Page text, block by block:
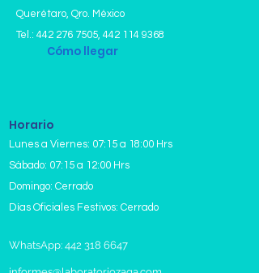
Cómo llegar
Querétaro, Qro. México
Tel.: 442 276 7505, 442 114 9368
Horario
Lunes a Viernes: 07:15 a 18:00 Hrs
Sábado: 07:15 a 12:00 Hrs
Domingo: Cerrado
Días Oficiales Festivos: Cerrado
WhatsApp: 442 318 6647